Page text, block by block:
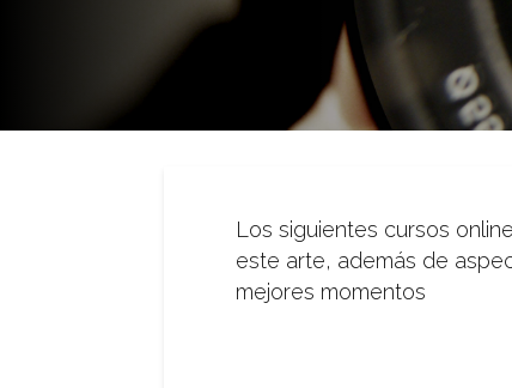
Los siguientes cursos
este arte, además de
mejores momentos